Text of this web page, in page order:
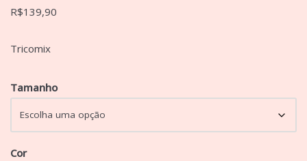
R$139,90
Tricomix
Tamanho
Cor